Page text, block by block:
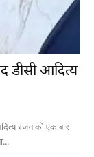
डीसी आदित्य
रंजन को एक बार